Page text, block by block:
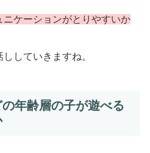
ニケーションがとりやすいか
していきますね。
年齢層の子が遊べる